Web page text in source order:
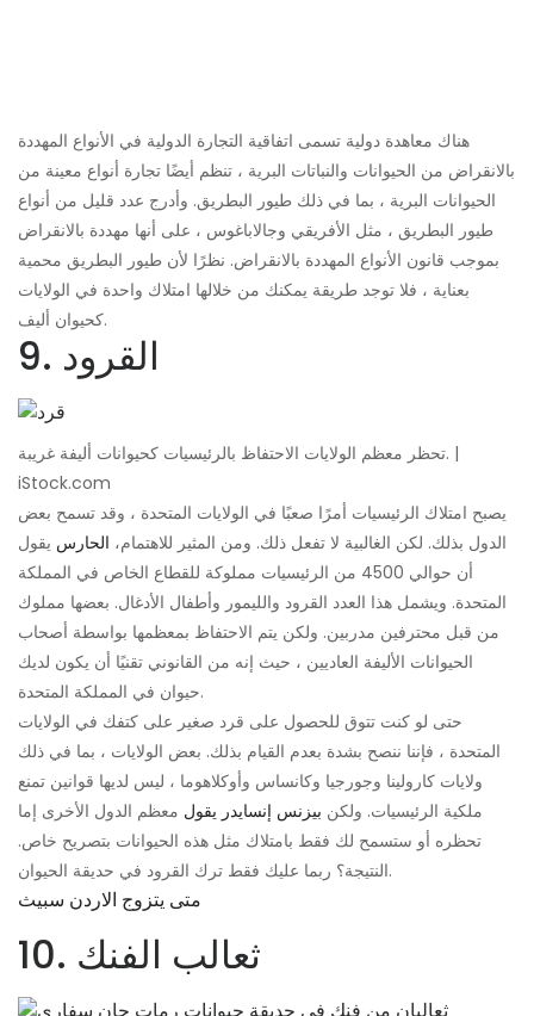
هناك معاهدة دولية تسمى اتفاقية التجارة الدولية في الأنواع المهددة
بالانقراض من الحيوانات والنباتات البرية ، تنظم أيضًا تجارة أنواع معينة من
الحيوانات البرية ، بما في ذلك طيور البطريق. وأدرج عدد قليل من أنواع
طيور البطريق ، مثل الأفريقي وجالاباغوس ، على أنها مهددة بالانقراض
بموجب قانون الأنواع المهددة بالانقراض. نظرًا لأن طيور البطريق محمية
بعناية ، فلا توجد طريقة يمكنك من خلالها امتلاك واحدة في الولايات
كحيوان أليف.
9. القرود
تحظر معظم الولايات الاحتفاظ بالرئيسيات كحيوانات أليفة غريبة. |
iStock.com
يصبح امتلاك الرئيسيات أمرًا صعبًا في الولايات المتحدة ، وقد تسمح بعض
الدول بذلك. لكن الغالبية لا تفعل ذلك. ومن المثير للاهتمام، الحارس يقول
أن حوالي 4500 من الرئيسيات مملوكة للقطاع الخاص في المملكة
المتحدة. ويشمل هذا العدد القرود والليمور وأطفال الأدغال. بعضها مملوك
من قبل محترفين مدربين. ولكن يتم الاحتفاظ بمعظمها بواسطة أصحاب
الحيوانات الأليفة العاديين ، حيث إنه من القانوني تقنيًا أن يكون لديك
حيوان في المملكة المتحدة.
حتى لو كنت تتوق للحصول على قرد صغير على كتفك في الولايات
المتحدة ، فإننا ننصح بشدة بعدم القيام بذلك. بعض الولايات ، بما في ذلك
ولايات كارولينا وجورجيا وكانساس وأوكلاهوما ، ليس لديها قوانين تمنع
ملكية الرئيسيات. ولكن بيزنس إنسايدر يقول معظم الدول الأخرى إما
تحظره أو ستسمح لك فقط بامتلاك مثل هذه الحيوانات بتصريح خاص.
النتيجة؟ ربما عليك فقط ترك القرود في حديقة الحيوان.
متى يتزوج الاردن سبيث
10. ثعالب الفنك